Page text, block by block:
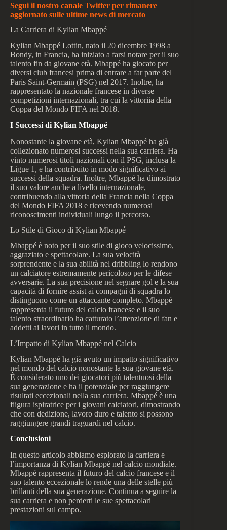
Segui il nostro canale Twitter per rimanere
aggiornato sulle ultime news di mercato
La Carriera di Kylian Mbappé
Kylian Mbappé Lottin, nato il 20 dicembre 1998 a
Bondy, in Francia, ha iniziato a farsi notare per il suo
talento fin da giovane età. Mbappé ha giocato per
diversi club francesi prima di entrare a far parte del
Paris Saint-Germain (PSG) nel 2017. Inoltre, ha
rappresentato la nazionale francese in diverse
competizioni internazionali, tra cui la vittoriia della
Coppa del Mondo FIFA nel 2018.
I Successi di Kylian Mbappé
Nonostante la giovane età, Kylian Mbappé ha già
collezionato numerosi successi nella sua carriera. Ha
vinto numerosi titoli nazionali con il PSG, inclusa la
Ligue 1, e ha contribuito in modo significativo ai
successi della squadra. Inoltre, Mbappé ha dimostrato
il suo valore anche a livello internazionale,
contribuendo alla vittoria della Francia nella Coppa
del Mondo FIFA 2018 e ricevendo numerosi
riconoscimenti individuali lungo il percorso.
Lo Stile di Gioco di Kylian Mbappé
Mbappé è noto per il suo stile di gioco velocissimo,
aggraziato e spettacolare. La sua velocità
sorprendente e la sua abilità nel dribbling lo rendono
un calciatore estremamente pericoloso per le difese
avversarie. La sua precisione nel segnare gol e la sua
capacità di fornire assist ai compagni di squadra lo
distinguono come un attaccante completo. Mbappé
rappresenta il futuro del calcio francese e il suo
talento straordinario ha catturato l’attenzione di fan e
addetti ai lavori in tutto il mondo.
L’Impatto di Kylian Mbappé nel Calcio
Kylian Mbappé ha già avuto un impatto significativo
nel mondo del calcio nonostante la sua giovane età.
È considerato uno dei giocatori più talentuosi della
sua generazione e ha il potenziale per raggiungere
risultati eccezionali nella sua carriera. Mbappé è una
fiigura ispiratrice per i giovani calciatori, dimostrando
che con dedizione, lavoro duro e talento si possono
raggiungere grandi traguardi nel calcio.
Conclusioni
In questo articolo abbiamo esplorato la carriera e
l’importanza di Kylian Mbappé nel calcio mondiale.
Mbappé rappresenta il futuro del calcio francese e il
suo talento eccezionale lo rende una delle stelle più
brillanti della sua generazione. Continua a seguire la
sua carriera e non perderti le sue spettacolari
prestazioni sul campo.